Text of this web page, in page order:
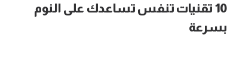
10 تقنيات تنفس تساعدك على النوم
بسرعة